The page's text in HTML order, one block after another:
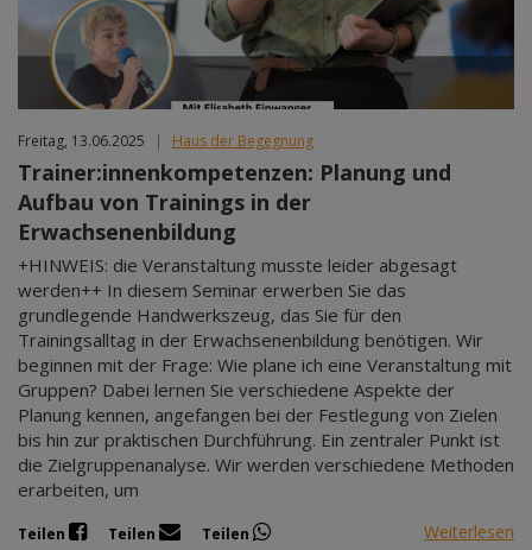
Freitag, 13.06.2025 | Haus der Begegnung
Trainer:innenkompetenzen: Planung und
Aufbau von Trainings in der
Erwachsenenbildung
+HINWEIS: die Veranstaltung musste leider abgesagt
werden++ In diesem Seminar erwerben Sie das
grundlegende Handwerkszeug, das Sie für den
Trainingsalltag in der Erwachsenenbildung benötigen. Wir
beginnen mit der Frage: Wie plane ich eine Veranstaltung mit
Gruppen? Dabei lernen Sie verschiedene Aspekte der
Planung kennen, angefangen bei der Festlegung von Zielen
bis hin zur praktischen Durchführung. Ein zentraler Punkt ist
die Zielgruppenanalyse. Wir werden verschiedene Methoden
erarbeiten, um
Teilen Teilen Teilen Weiterlesen